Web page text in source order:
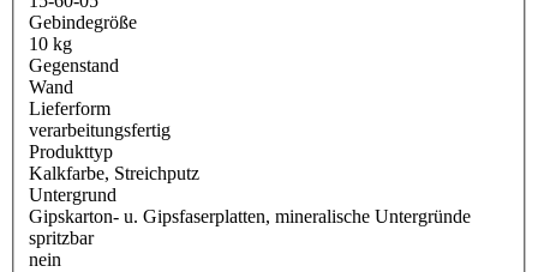
Gebindegröße
10 kg
Gegenstand
Wand
Lieferform
verarbeitungsfertig
Produkttyp
Kalkfarbe, Streichputz
Untergrund
Gipskarton- u. Gipsfaserplatten, mineralische Untergründe
spritzbar
nein